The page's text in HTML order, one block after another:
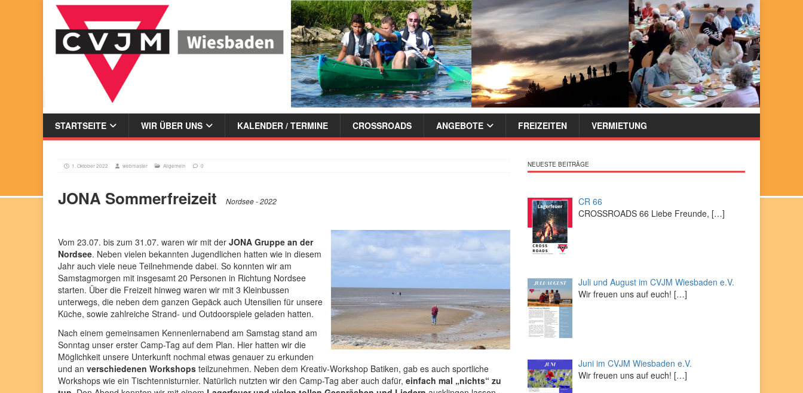
STARTSEITE WIR ÜBER UNS KALENDER / TERMINE CROSSROADS ANGEBOTE FREIZEITEN VERMIETUNG
1. Oktober 2022 webmaster Allgemein 0
JONA Sommerfreizeit Nordsee - 2022
Vom 23.07. bis zum 31.07. waren wir mit der JONA Gruppe an der
Nordsee. Neben vielen bekannten Jugendlichen hatten wie in diesem
Jahr auch viele neue Teilnehmende dabei. So konnten wir am
Samstagmorgen mit insgesamt 20 Personen in Richtung Nordsee
starten. Über die Freizeit hinweg waren wir mit 3 Kleinbussen
unterwegs, die neben dem ganzen Gepäck auch Utensilien für unsere
Küche, sowie zahlreiche Strand- und Outdoorspiele geladen hatten.
Nach einem gemeinsamen Kennenlernabend am Samstag stand am
Sonntag unser erster Camp-Tag auf dem Plan. Hier hatten wir die
Möglichkeit unsere Unterkunft nochmal etwas genauer zu erkunden
und an verschiedenen Workshops teilzunehmen. Neben dem Kreativ-Workshop Batiken, gab es auch sportliche
Workshops wie ein Tischtennisturnier. Natürlich nutzten wir den Camp-Tag aber auch dafür, einfach mal „nichts“ zu
NEUESTE BEITRÄGE
CR 66
CROSSROADS 66 Liebe Freunde, […]
Juli und August im CVJM Wiesbaden e.V.
Wir freuen uns auf euch! […]
Juni im CVJM Wiesbaden e.V.
Wir freuen uns auf euch! […]